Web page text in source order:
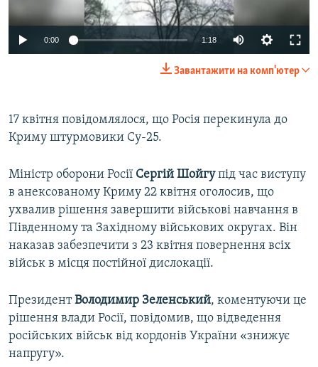
720p
0:00 1:18
Завантажити на комп'ютер
17 квітня повідомлялося, що Росія перекинула до
Криму штурмовики Су-25.
Міністр оборони Росії Сергій Шойгупід час виступу
в анексованому Криму 22 квітня оголосив, що
ухвалив рішення завершити військові навчання в
Південному та Західному військових округах. Він
наказав забезпечити з 23 квітня повернення всіх
військ в місця постійної дислокації.
ПрезидентВолодимир Зеленський, коментуючи це
рішення влади Росії, повідомив, що відведення
російських військ від кордонів України «знижує
напругу».